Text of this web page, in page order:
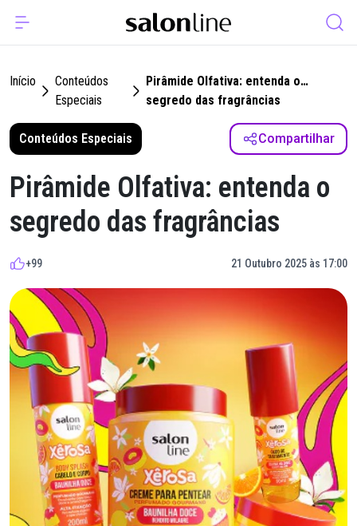
Início
Conteúdos
Especiais
Pirâmide Olfativa: entenda o
segredo das fragrâncias
Conteúdos Especiais Compartilhar
Pirâmide Olfativa: entenda o
segredo das fragrâncias
+99 21 Outubro 2025 às 17:00